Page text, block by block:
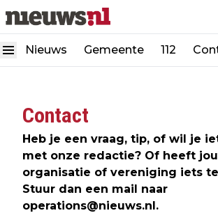
Nieuws Gemeente 112
Contact
Heb je een vraag, tip, of wil je
met onze redactie? Of heeft
organisatie of vereniging iets
Stuur dan een mail naar
operations@nieuws.nl.